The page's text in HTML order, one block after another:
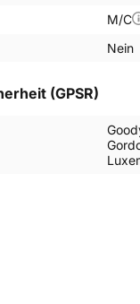
M/C
Nein
(GPSR)